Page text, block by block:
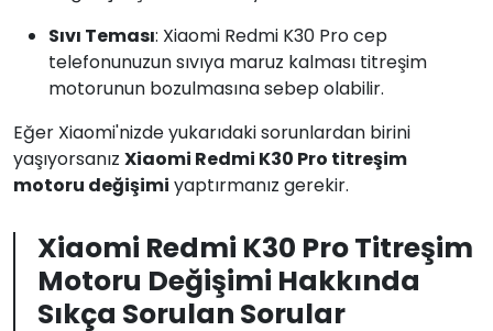
Sıvı Teması: Xiaomi Redmi K30 Pro cep
telefonunuzun sıvıya maruz kalması titreşim
motorunun bozulmasına sebep olabilir.
Eğer Xiaomi'nizde yukarıdaki sorunlardan birini
yaşıyorsanız Xiaomi Redmi K30 Pro titreşim
motoru değişimi yaptırmanız gerekir.
Xiaomi Redmi K30 Pro Titreşim
Motoru Değişimi Hakkında
Sıkça Sorulan Sorular